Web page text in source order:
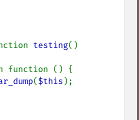
testing()
($this );